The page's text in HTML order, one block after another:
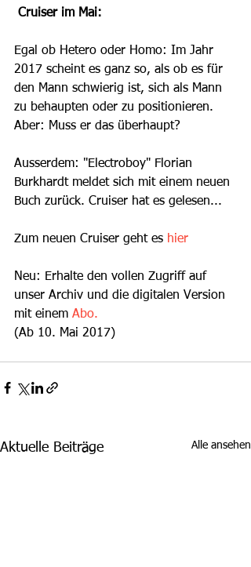
Cruiser im Mai:
Egal ob Hetero oder Homo: Im Jahr
2017 scheint es ganz so, als ob es für
den Mann schwierig ist, sich als Mann
zu behaupten oder zu positionieren.
Aber: Muss er das überhaupt?
Ausserdem: "Electroboy" Florian
Burkhardt meldet sich mit einem neuen
Buch zurück. Cruiser hat es gelesen...
Zum neuen Cruiser geht es hier
Neu: Erhalte den vollen Zugriff auf
unser Archiv und die digitalen Version
mit einem Abo.
(Ab 10. Mai 2017)
Aktuelle Beiträge Alle ansehen